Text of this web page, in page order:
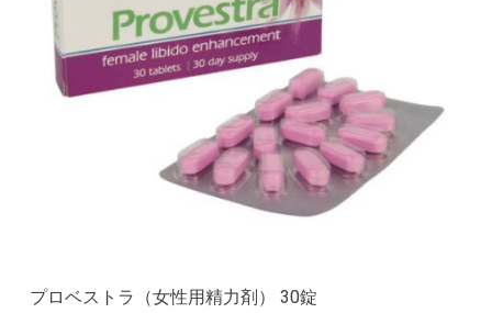
プロベストラ（女性用精力剤） 30錠